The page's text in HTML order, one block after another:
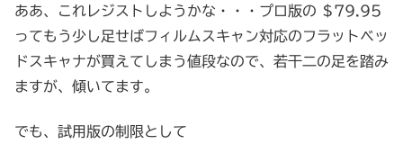
ああ、これレジストしようかな・・・プロ版の $79.95
ってもう少し足せばフィルムスキャン対応のフラットベッ
ドスキャナが買えてしまう値段なので、若干二の足を踏み
ますが、傾いてます。
でも、試用版の制限として